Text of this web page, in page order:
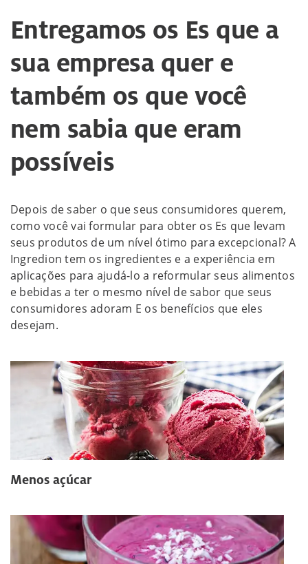
Entregamos os Es que a
sua empresa quer e
também os que você
nem sabia que eram
possíveis
Depois de saber o que seus consumidores querem,
como você vai formular para obter os Es que levam
seus produtos de um nível ótimo para excepcional? A
Ingredion tem os ingredientes e a experiência em
aplicações para ajudá-lo a reformular seus alimentos
e bebidas a ter o mesmo nível de sabor que seus
consumidores adoram E os benefícios que eles
desejam.
Menos açúcar